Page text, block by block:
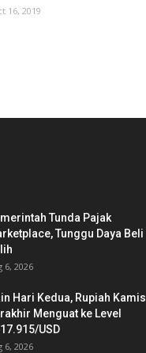
16, 2019
Tunda Pajak
Tunggu Daya Beli
6, 2026
Hari Kedua, Rupiah Kamis
Menguat ke Level
USD
6, 2026